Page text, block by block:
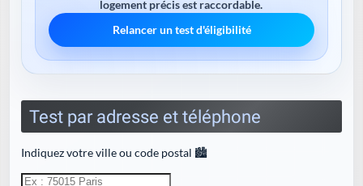
logement précis est raccordable.
Relancer un test d'éligibilité
Test par adresse et téléphone
Indiquez votre ville ou code postal 🏙️